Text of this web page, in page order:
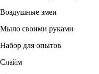
Воздушные змеи
Мыло своими руками
Набор для опытов
Слайм